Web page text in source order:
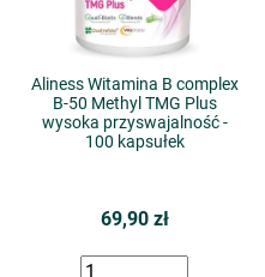
Aliness Witamina B complex
B-50 Methyl TMG Plus
wysoka przyswajalność -
100 kapsułek
69,90 zł